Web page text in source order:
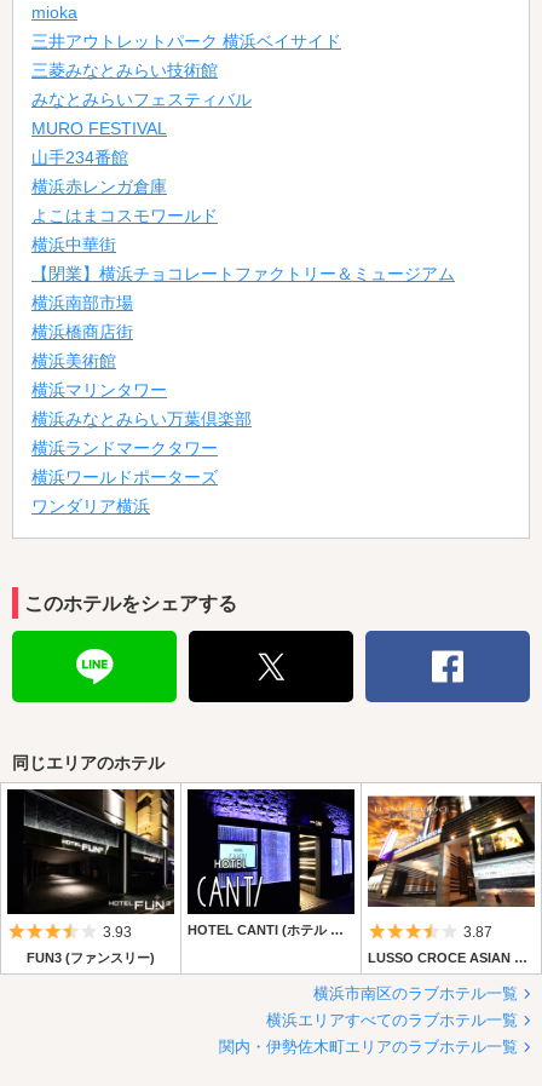
mioka
三井アウトレットパーク 横浜ベイサイド
三菱みなとみらい技術館
みなとみらいフェスティバル
MURO FESTIVAL
山手234番館
横浜赤レンガ倉庫
よこはまコスモワールド
横浜中華街
【閉業】横浜チョコレートファクトリー＆ミュージアム
横浜南部市場
横浜橋商店街
横浜美術館
横浜マリンタワー
横浜みなとみらい万葉倶楽部
横浜ランドマークタワー
横浜ワールドポーターズ
ワンダリア横浜
このホテルをシェアする
同じエリアのホテル
5つ星のうち3.5
3.93
FUN3 (ファンスリー)
HOTEL CANTI (ホテル キャンティ) 5つ星のうち
3.87
LUSSO CROCE ASIAN RESORT (ルッソ クローチェ アジアンリゾート)
横浜市南区のラブホテル一覧
横浜エリアすべてのラブホテル一覧
関内・伊勢佐木町エリアのラブホテル一覧